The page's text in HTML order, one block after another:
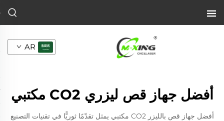
AR
أفضل جهاز قص ليزري CO2 مكتبي
أفضل جهاز قص بالليزر CO2 مكتبي يمثل تقدّمًا ثوريًّا في تقنيات التصنيع